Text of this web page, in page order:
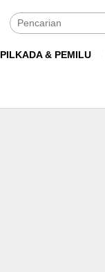
PILKADA & PEMILU